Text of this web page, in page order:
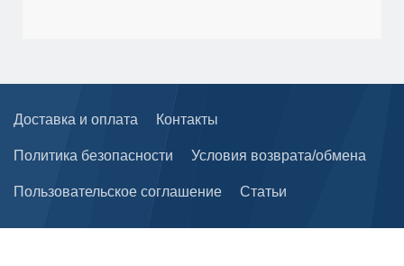
Доставка и оплата Контакты
Политика безопасности Условия возврата/обмена
Пользовательское соглашение Статьи